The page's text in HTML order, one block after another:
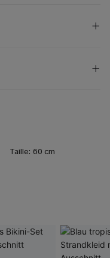
Taille: 60 cm